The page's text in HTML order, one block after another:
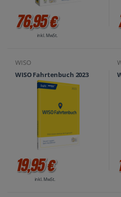
76,95 €
inkl. MwSt.
WISO
WISO Fahrtenbuch 2023
19,95 €
inkl. MwSt.